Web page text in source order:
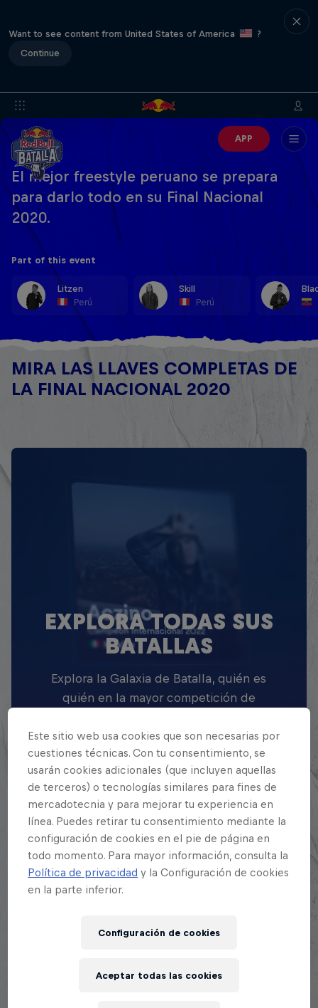
Want to see content from United States of America
?
Continue
APP
El mejor freestyle peruano se prepara
para darlo todo en su Final Nacional
2020.
Part of this event
Litzen
Perú
Skill
Perú
MIRA LAS LLAVES COMPLETAS DE
LA FINAL NACIONAL 2020
EXPLORA TODAS SUS
BATALLAS
Explora la Galaxia de Batalla, quién es
quién en la mayor competición de
Explora la Galaxia de Red Bull Batalla
CONOCE A LOS ARTISTAS
Este sitio web usa cookies que son necesarias por
cuestiones técnicas. Con tu consentimiento, se
usarán cookies adicionales (que incluyen aquellas
de terceros) o tecnologías similares para fines de
mercadotecnia y para mejorar tu experiencia en
línea. Puedes retirar tu consentimiento mediante la
configuración de cookies en el pie de página en
todo momento. Para mayor información, consulta la
Política de privacidad y la Configuración de cookies
en la parte inferior.
Configuración de cookies
Aceptar todas las cookies